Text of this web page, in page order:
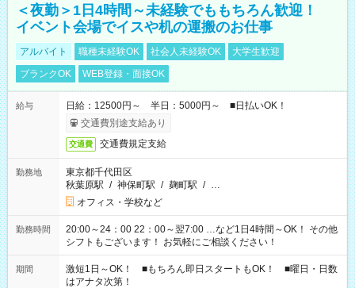
＜夜勤＞1日4時間～未経験でももちろん歓迎！
イベント会場でイスや机の運搬のお仕事
アルバイト 職種未経験OK 社会人未経験OK
大学生歓迎
ブランクOK
WEB登録・面接OK
給与
日給：12500円～ 半日：5000円～ ■日払いOK！
交通費別途支給あり
交通費 交通費規定支給
勤務地
東京都千代田区
秋葉原駅 / 神保町駅 / 麹町駅 / …
オフィス・学校など
勤務時間
20:00～24：00 22：00～翌7:00 …など1日4時間～OK！ その他
シフトもございます！ お気軽にご相談ください！
期間
激短1日～OK！ ■もちろん即日スタートもOK！ ■曜日・日数
はアナタ次第！